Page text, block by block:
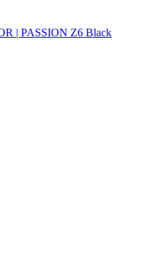
| PASSION Z6 Black